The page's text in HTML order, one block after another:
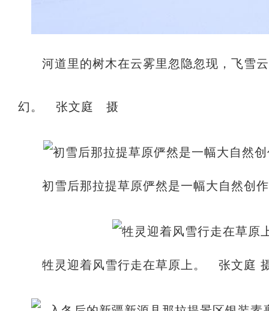
河道里的树木在云雾里忽隐忽现，飞雪
幻。 张文庭 摄
初雪后那拉提草原俨然是一幅大自然创
牲灵迎着风雪行走在草原上。 张文庭